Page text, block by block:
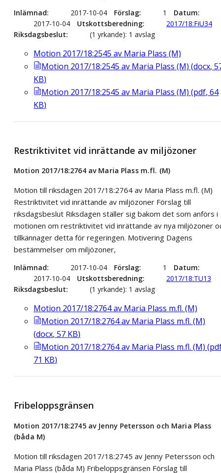
Inlämnad 2017-10-04 Förslag 1
Datum
2017-10-04
Utskottsberedning
2017/18:FiU34
Riksdagsbeslut
(1 yrkande): 1 avslag
Motion 2017/18:2545 av Maria Plass (M)
Motion 2017/18:2545 av Maria Plass (M) (docx,
KB)
Motion 2017/18:2545 av Maria Plass (M) (pdf, 64
KB)
Restriktivitet vid inrättande av miljözoner
Motion 2017/18:2764 av Maria Plass m.fl. (M)
Motion till riksdagen 2017/18:2764 av Maria Plass m.fl. (M)
Restriktivitet vid inrättande av miljözoner Förslag till
riksdagsbeslut Riksdagen ställer sig bakom det som anförs i
motionen om restriktivitet vid inrättande av nya miljözoner
tillkännager detta för regeringen. Motivering Dagens
bestämmelser om miljözoner,
Inlämnad 2017-10-04 Förslag 1
Datum
2017-10-04
Utskottsberedning
2017/18:TU13
Riksdagsbeslut
(1 yrkande): 1 avslag
Motion 2017/18:2764 av Maria Plass m.fl. (M)
Motion 2017/18:2764 av Maria Plass m.fl. (M)
(docx, 57 KB)
Motion 2017/18:2764 av Maria Plass m.fl. (M) (
71 KB)
Fribeloppsgränsen
Motion 2017/18:2745 av Jenny Petersson och Maria Plass
(båda M)
Motion till riksdagen 2017/18:2745 av Jenny Petersson och
Maria Plass (båda M) Fribeloppsgränsen Förslag till